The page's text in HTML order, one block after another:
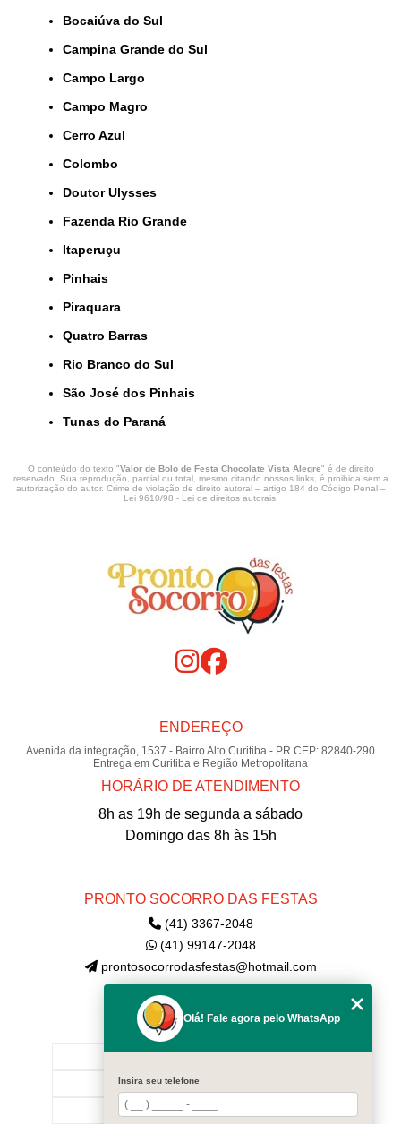
Bocaiúva do Sul
Campina Grande do Sul
Campo Largo
Campo Magro
Cerro Azul
Colombo
Doutor Ulysses
Fazenda Rio Grande
Itaperuçu
Pinhais
Piraquara
Quatro Barras
Rio Branco do Sul
São José dos Pinhais
Tunas do Paraná
O conteúdo do texto "Valor de Bolo de Festa Chocolate Vista Alegre" é de direito
reservado. Sua reprodução, parcial ou total, mesmo citando nossos links, é proibida sem a
autorização do autor. Crime de violação de direito autoral – artigo 184 do Código Penal –
Lei 9610/98 - Lei de direitos autorais.
ENDEREÇO
Avenida da integração, 1537 - Bairro Alto Curitiba - PR CEP: 82840-290
Entrega em Curitiba e Região Metropolitana
HORÁRIO DE ATENDIMENTO
8h as 19h de segunda a sábado
Domingo das 8h às 15h
PRONTO SOCORRO DAS FESTAS
(41) 3367-2048
(41) 99147-2048
prontosocorrodasfestas@hotmail.com
MENU
INÍCIO
EMPRESA
CONTATE-NOS!
Olá! Fale agora pelo WhatsApp
Insira seu telefone